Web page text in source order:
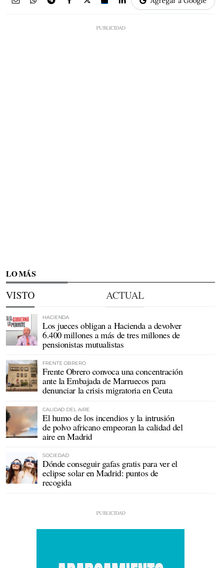
LO MÁS
VISTO ACTUAL
HACIENDA
Los jueces obligan a Hacienda a devolver
6.400 millones a más de tres millones de
pensionistas mutualistas
FRENTE OBRERO
Frente Obrero convoca una concentración
ante la Embajada de Marruecos para
denunciar la crisis migratoria en Ceuta
CALIDAD DEL AIRE
El humo de los incendios y la intrusión
de polvo africano empeoran la calidad del
aire en Madrid
SOCIEDAD
Dónde conseguir gafas gratis para ver el
eclipse solar en Madrid: puntos de
recogida